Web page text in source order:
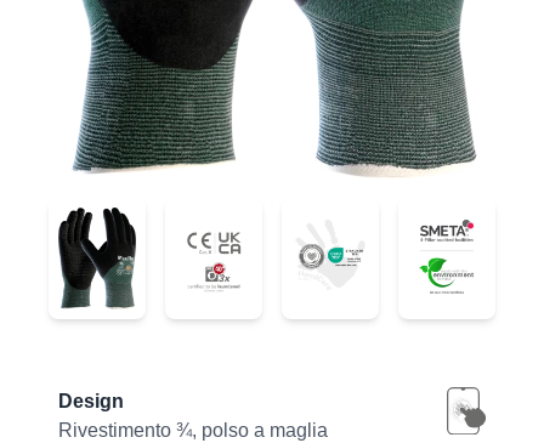
34-8453 34-8453
Product information
Design
Rivestimento ¾, polso a maglia